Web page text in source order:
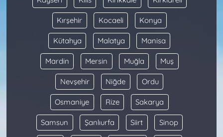
Kırşehir Kocaeli Konya
Kütahya Malatya Manisa
Mardin Mersin Muğla Muş
Nevşehir Niğde Ordu
Osmaniye Rize Sakarya
Samsun Şanlıurfa Siirt Sinop